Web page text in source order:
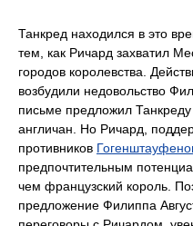
Танкред находился в это
тем, как Ричард захватил
городов королевства.
возбудили недовольство
письме предложил
англичан. Но Ричард,
противников
предпочтительным
чем французский король.
предложение Филиппа